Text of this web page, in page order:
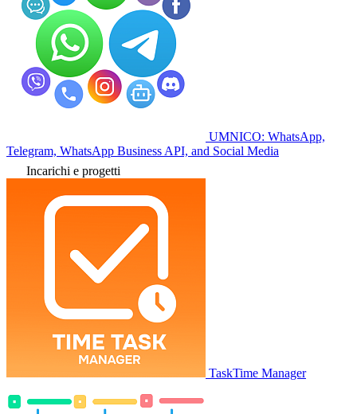
UMNICO: WhatsApp,
Telegram, WhatsApp Business API, and Social Media
Incarichi e progetti
TaskTime Manager